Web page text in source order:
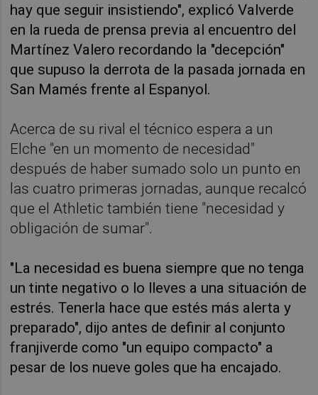
hay que seguir insistiendo", explicó Valverde
en la rueda de prensa previa al encuentro del
Martínez Valero recordando la "decepción"
que supuso la derrota de la pasada jornada en
San Mamés frente al Espanyol.
Acerca de su rival el técnico espera a un
Elche "en un momento de necesidad"
después de haber sumado solo un punto en
las cuatro primeras jornadas, aunque recalcó
que el Athletic también tiene "necesidad y
obligación de sumar".
"La necesidad es buena siempre que no tenga
un tinte negativo o lo lleves a una situación de
estrés. Tenerla hace que estés más alerta y
preparado", dijo antes de definir al conjunto
franjiverde como "un equipo compacto" a
pesar de los nueve goles que ha encajado.